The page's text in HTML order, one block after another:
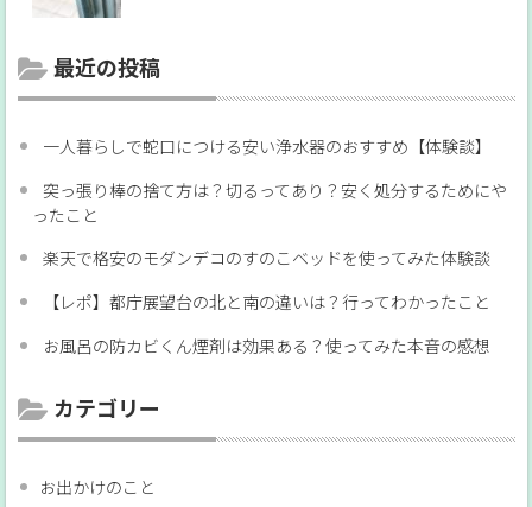
最近の投稿
一人暮らしで蛇口につける安い浄水器のおすすめ【体験談】
突っ張り棒の捨て方は？切るってあり？安く処分するためにや
ったこと
楽天で格安のモダンデコのすのこベッドを使ってみた体験談
【レポ】都庁展望台の北と南の違いは？行ってわかったこと
お風呂の防カビくん煙剤は効果ある？使ってみた本音の感想
カテゴリー
お出かけのこと